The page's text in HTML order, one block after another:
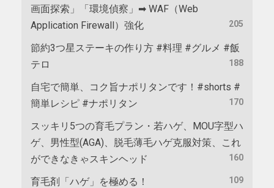
画面探索」「環境偵察」➡ WAF（Web
Application Firewall）強化
205
節約3つ星ステーキの作り方 #料理 #グルメ #飯
テロ
188
自宅で簡単、コク旨ナポリタンです！#shorts #
簡単レシピ #ナポリタン
170
スッキリ5つの育毛プラン・若ハゲ、MOU字型ハ
ゲ、男性型(AGA)、脱毛薄毛ハゲ克服対策、これ
ができなきゃスキンヘッド
160
育毛剤「ハゲ」を極める！ 109